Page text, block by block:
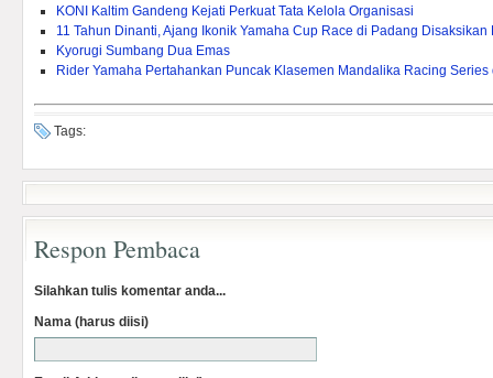
KONI Kaltim Gandeng Kejati Perkuat Tata Kelola Organisasi
11 Tahun Dinanti, Ajang Ikonik Yamaha Cup Race di Padang
Kyorugi Sumbang Dua Emas
Rider Yamaha Pertahankan Puncak Klasemen Mandalika Racing
Tags:
Respon Pembaca
Silahkan tulis komentar anda...
Nama (harus diisi)